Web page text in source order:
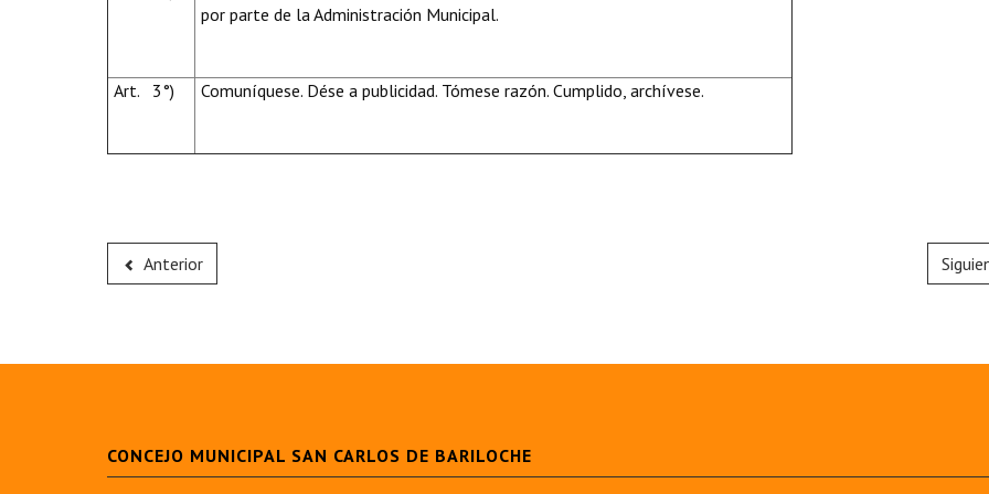
por parte de la Administración Municipal.
Art. 3°) Comuníquese. Dése a publicidad. Tómese razón. Cumplido, archívese.
Anterior
CONCEJO MUNICIPAL SAN CARLOS DE BARILOCHE